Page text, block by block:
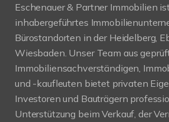
Eschenauer & Partner Immobilien
inhabergeführtes
Bürostandorten in der Heidelberg,
Wiesbaden. Unser Team aus
Immobiliensachverständigen,
und -kaufleuten bietet privaten
Investoren und Bauträgern
Unterstützung beim Verkauf, der